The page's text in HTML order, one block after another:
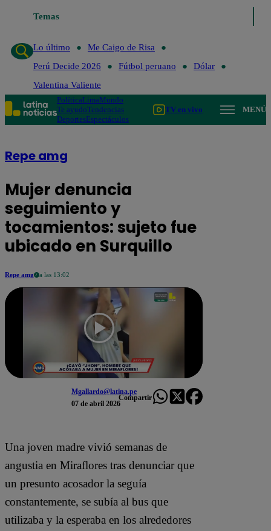
Temas
Lo último
Me Caigo de Risa
Perú Decide 2026
Fútbol peruano
Dólar
Valentina Valiente
PolíticaLimaMundo
Te ayudoTendencias
DeportesEspectáculos
TV en vivo MENÚ
Repe amg
Mujer denuncia
seguimiento y
tocamientos: sujeto fue
ubicado en Surquillo
Repe amg a las 13:02
Mgallardo@latina.pe
07 de abril 2026
Compartir
Una joven madre vivió semanas de
angustia en Miraflores tras denunciar que
un presunto acosador la seguía
constantemente, se subía al bus que
utilizaba y la esperaba en los alrededores